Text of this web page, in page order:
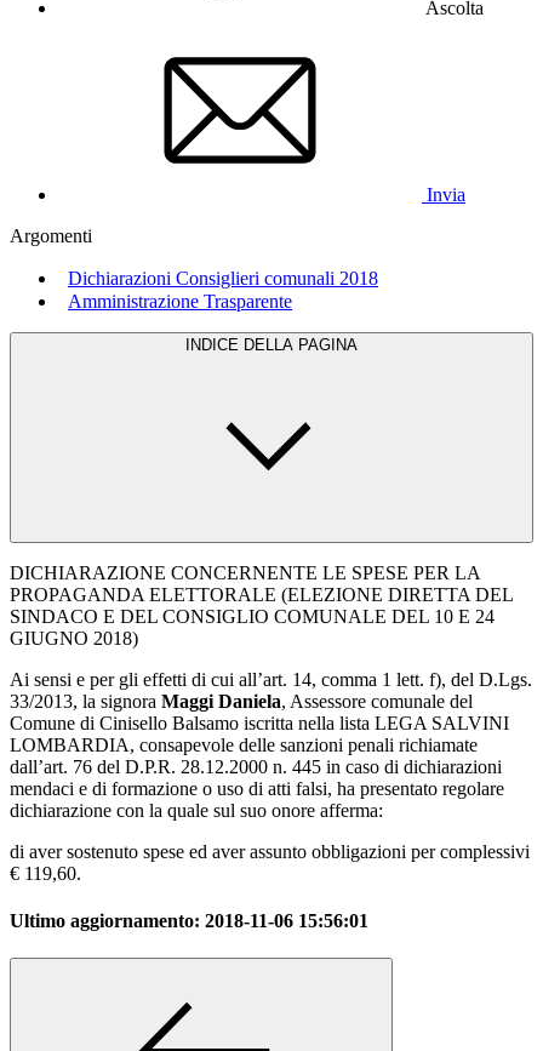
Ascolta
Invia
Argomenti
Dichiarazioni Consiglieri comunali 2018
Amministrazione Trasparente
INDICE DELLA PAGINA
DICHIARAZIONE CONCERNENTE LE SPESE PER LA
PROPAGANDA ELETTORALE (ELEZIONE DIRETTA DEL
SINDACO E DEL CONSIGLIO COMUNALE DEL 10 E 24
GIUGNO 2018)
Ai sensi e per gli effetti di cui all’art. 14, comma 1 lett. f), del D.Lgs.
33/2013, la signora Maggi Daniela, Assessore comunale del
Comune di Cinisello Balsamo iscritta nella lista LEGA SALVINI
LOMBARDIA, consapevole delle sanzioni penali richiamate
dall’art. 76 del D.P.R. 28.12.2000 n. 445 in caso di dichiarazioni
mendaci e di formazione o uso di atti falsi, ha presentato regolare
dichiarazione con la quale sul suo onore afferma:
di aver sostenuto spese ed aver assunto obbligazioni per complessivi
€ 119,60.
Ultimo aggiornamento: 2018-11-06 15:56:01